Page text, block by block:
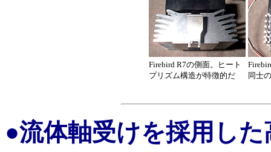
Firebird R7の側面。ヒート
プリズム構造が特徴的だ
同士
●流体軸受けを採用し